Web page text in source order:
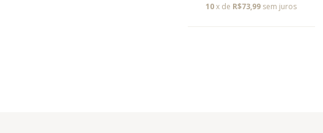
10x de R$73,99 sem juros